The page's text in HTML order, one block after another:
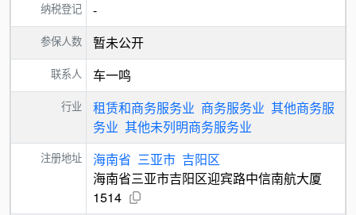
纳税登记 -
参保人数 暂未公开
联系人 车一鸣
行业 租赁和商务服务业 商务服务业 其他商务服
务业 其他未列明商务服务业
注册地址 海南省 三亚市 吉阳区
海南省三亚市吉阳区迎宾路中信南航大厦
1514